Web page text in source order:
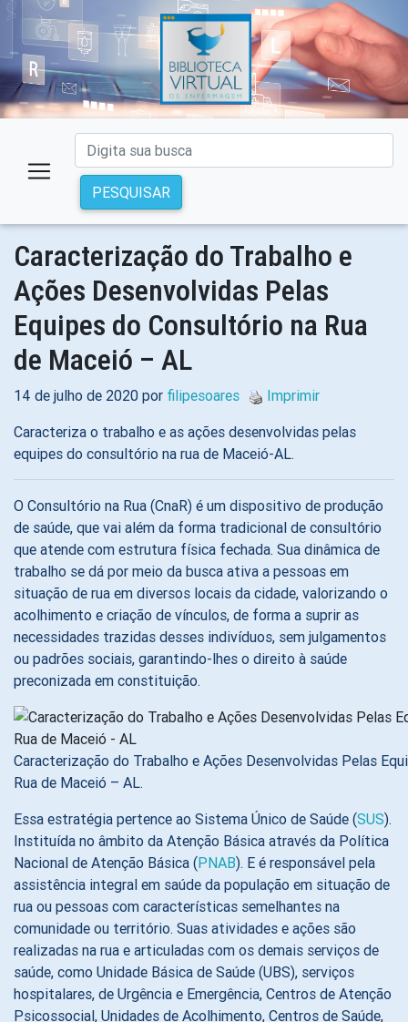
PESQUISAR
Caracterização do Trabalho e
Ações Desenvolvidas Pelas
Equipes do Consultório na Rua
de Maceió – AL
14 de julho de 2020 por filipesoares
Imprimir
Caracteriza o trabalho e as ações desenvolvidas pelas
equipes do consultório na rua de Maceió-AL.
O Consultório na Rua (CnaR) é um dispositivo de produção
de saúde, que vai além da forma tradicional de consultório
que atende com estrutura física fechada. Sua dinâmica de
trabalho se dá por meio da busca ativa a pessoas em
situação de rua em diversos locais da cidade, valorizando o
acolhimento e criação de vínculos, de forma a suprir as
necessidades trazidas desses indivíduos, sem julgamentos
ou padrões sociais, garantindo-lhes o direito à saúde
preconizada em constituição.
Caracterização do Trabalho e Ações Desenvolvidas Pelas
Rua de Maceió – AL.
Essa estratégia pertence ao Sistema Único de Saúde (SUS).
Instituída no âmbito da Atenção Básica através da Política
Nacional de Atenção Básica (PNAB). E é responsável pela
assistência integral em saúde da população em situação de
rua ou pessoas com características semelhantes na
comunidade ou território. Suas atividades e ações são
realizadas na rua e articuladas com os demais serviços de
saúde, como Unidade Básica de Saúde (UBS), serviços
hospitalares, de Urgência e Emergência, Centros de Atenção
Psicossocial, Unidades de Acolhimento, Centros de Saúde,